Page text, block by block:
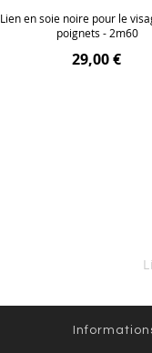
Lien en soie noire pour le
poignets - 2m60
29,00 €